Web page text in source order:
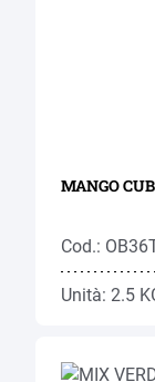
MANGO
Cod.:
Unità: 2.5